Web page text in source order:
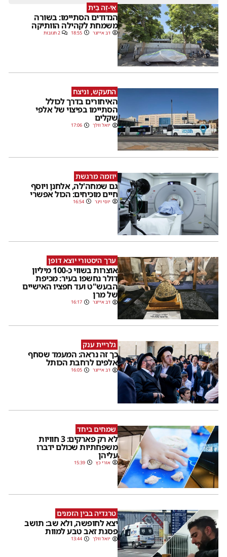
אֵי-זֶה בַּיִת
הנדודים הסתיימו: בשורה
משמחת לקהילה הוותיקה
דב אייזנר 18:55 2 תגובות
התעקש, וניצח
האיחורים בדרך לכולל
הסתיימו בפיצוי של אלפי
שקלים
יואל וולך 17:06
יוזמה מרגשת
גם שמחה'לה, אלחנן ויוסף
חיים מוכיחים: הכול אפשרי
יוסי וינר 16:54
ערך היסטורי יוצא דופן
אוצרות בשווי כ-100 מיליון
דולר נחשפו בעיר: מכיפת
הבעש"ט ועד חפציו האישיים
של מרן
דב אייזנר 16:17
גלריית ענק
כך זה נראה: המעמד שסחף
אלפים לרחבת הכותל
דב אייזנר 16:05
שמחים ביחד
לא רק פארקים: 3 חוויות
משפחתיות שכולם ידברו
עליהן
אורי כץ 15:39
טרגדיה בבין הזמנים
יצא לחופשה, ולא שב: תושב
פסגת זאב טבע למוות
יואל וולך 13:44